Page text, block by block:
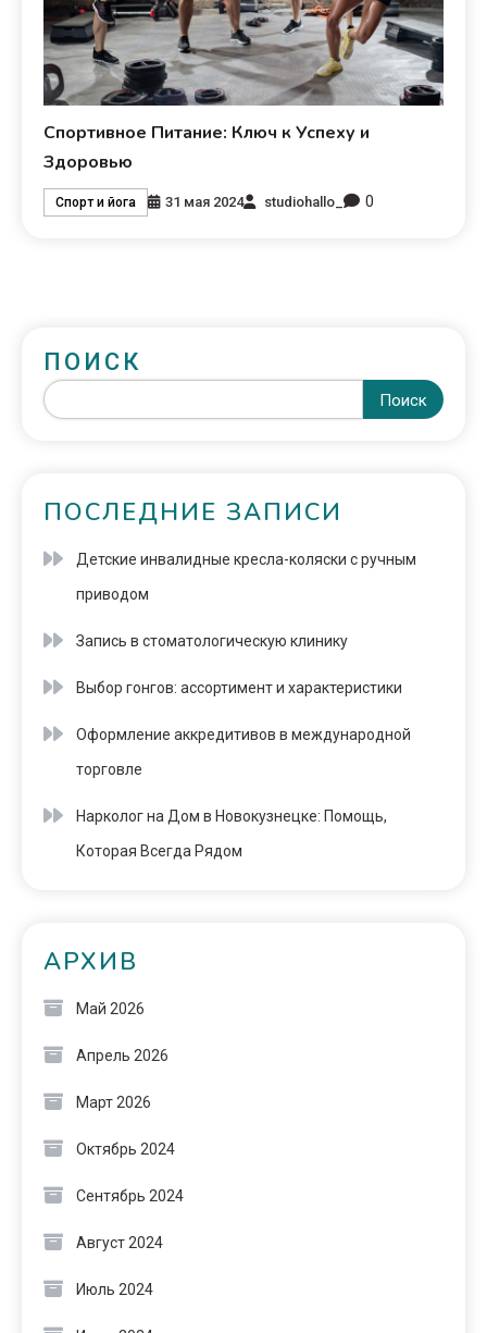
Спортивное Питание: Ключ к Успеху и
Здоровью
Спорт и йога 31 мая 2024 studiohallo_ 0
ПОИСК
Поиск
ПОСЛЕДНИЕ ЗАПИСИ
Детские инвалидные кресла-коляски с ручным
приводом
Запись в стоматологическую клинику
Выбор гонгов: ассортимент и характеристики
Оформление аккредитивов в международной
торговле
Нарколог на Дом в Новокузнецке: Помощь,
Которая Всегда Рядом
АРХИВ
Май 2026
Апрель 2026
Март 2026
Октябрь 2024
Сентябрь 2024
Август 2024
Июль 2024